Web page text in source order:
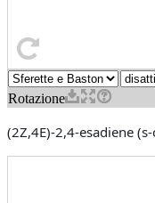
(2Z,4E)-2,4-esadiene (s-